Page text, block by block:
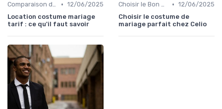
Comparaison de Prix et de Marques • 12/06/2025
Location costume mariage
tarif : ce qu'il faut savoir
Choisir le Bon Costume • 12/06/2025
Choisir le costume de
mariage parfait chez Celio